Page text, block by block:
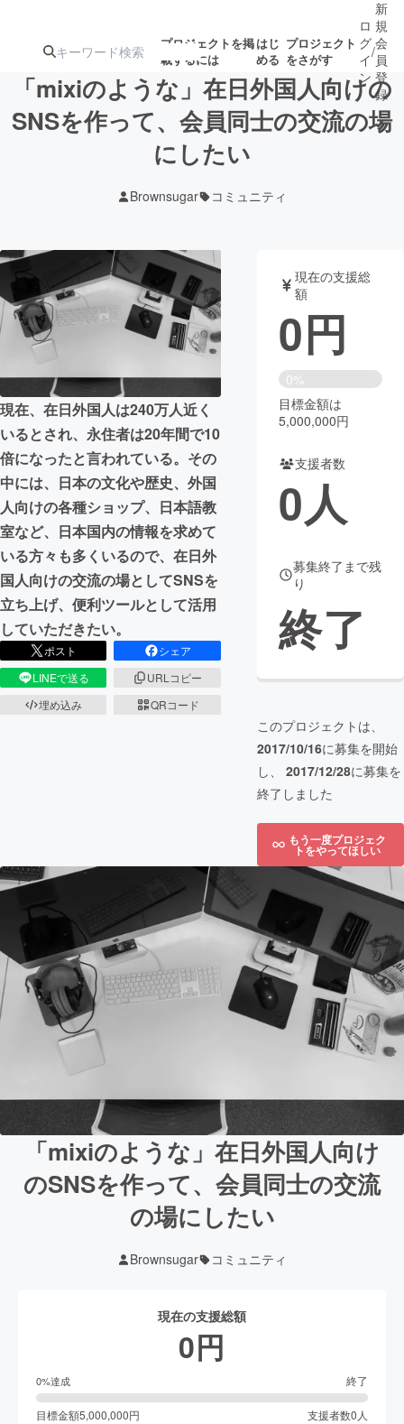
プロジェクトを掲
載するには
はじ
める
プロジェクト
をさがす
注目の新着プロ募集終了が近いプ
テクノロジー・ガジェット
映像・映画 書籍・雑誌
ビジネス・起業 チャレンジ
まちづくり・地域活性化
CAMPFIRE for Social Good
CAMPFIRE Creation
CAMPFIREふるさと納税 machi-ya コミュニティ
ロ
グ
イ
ン
/
新
規
会
員
登
録
「mixiのような」在日外国人向けの
SNSを作って、会員同士の交流の場
にしたい
Brownsugar コミュニティ
現在、在日外国人は240万人近く
いるとされ、永住者は20年間で10
倍になったと言われている。その
中には、日本の文化や歴史、外国
人向けの各種ショップ、日本語教
室など、日本国内の情報を求めて
いる方々も多くいるので、在日外
国人向けの交流の場としてSNSを
立ち上げ、便利ツールとして活用
していただきたい。
ポスト
シェア
LINEで送る
URLコピー
埋め込み
QRコード
現在の支援総
額
0円
0%
目標金額は
5,000,000円
支援者数
0人
募集終了まで残
り
終了
このプロジェクトは、
2017/10/16に募集を開始
し、 2017/12/28に募集を
終了しました
もう一度プロジェク
トをやってほしい
「mixiのような」在日外国人向け
のSNSを作って、会員同士の交流
の場にしたい
Brownsugar コミュニティ
現在の支援総額
0円
0%達成 終了
目標金額5,000,000円 支援者数0 人